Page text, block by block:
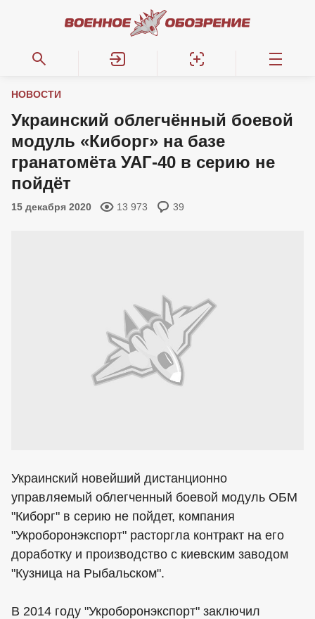
НОВОСТИ
Украинский облегчённый боевой
модуль «Киборг» на базе
гранатомёта УАГ-40 в серию не
пойдёт
15 декабря 2020 13 973 39
Украинский новейший дистанционно
управляемый облегченный боевой модуль ОБМ
"Киборг" в серию не пойдет, компания
"Укроборонэкспорт" расторгла контракт на его
доработку и производство с киевским заводом
"Кузница на Рыбальском".
В 2014 году "Укроборонэкспорт" заключил